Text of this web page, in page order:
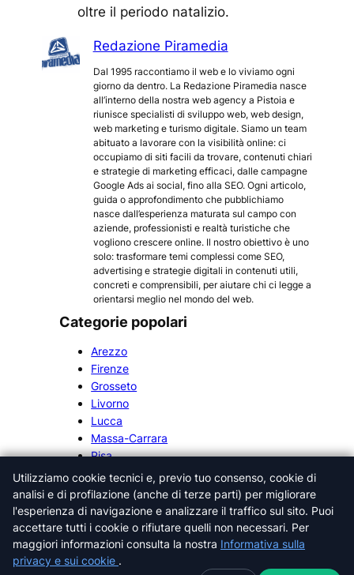
oltre il periodo natalizio.
Redazione Piramedia
Dal 1995 raccontiamo il web e lo viviamo ogni
giorno da dentro. La Redazione Piramedia nasce
all’interno della nostra web agency a Pistoia e
riunisce specialisti di sviluppo web, web design,
web marketing e turismo digitale. Siamo un team
abituato a lavorare con la visibilità online: ci
occupiamo di siti facili da trovare, contenuti chiari
e strategie di marketing efficaci, dalle campagne
Google Ads ai social, fino alla SEO. Ogni articolo,
guida o approfondimento che pubblichiamo
nasce dall’esperienza maturata sul campo con
aziende, professionisti e realtà turistiche che
vogliono crescere online. Il nostro obiettivo è uno
solo: trasformare temi complessi come SEO,
advertising e strategie digitali in contenuti utili,
concreti e comprensibili, per aiutare chi ci legge a
orientarsi meglio nel mondo del web.
Categorie popolari
Arezzo
Firenze
Grosseto
Livorno
Lucca
Massa-Carrara
Pisa
Pistoia
Prato
Siena
Utilizziamo cookie tecnici e, previo tuo consenso, cookie di
analisi e di profilazione (anche di terze parti) per migliorare
l'esperienza di navigazione e analizzare il traffico sul sito. Puoi
accettare tutti i cookie o rifiutare quelli non necessari. Per
maggiori informazioni consulta la nostra Informativa sulla
privacy e sui cookie .